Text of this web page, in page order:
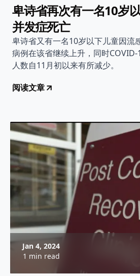
卑诗省再次有一名10岁
并发症死亡
卑诗省又有一名10岁以下儿童因流
病例在该省继续上升，同时
人数自11月初以来有所减少。
阅读文章
Jan 4, 2024
1 min read